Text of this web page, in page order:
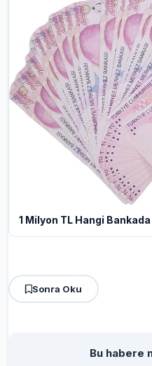
1 Milyon TL Hangi
Sonra Oku
Bu habere